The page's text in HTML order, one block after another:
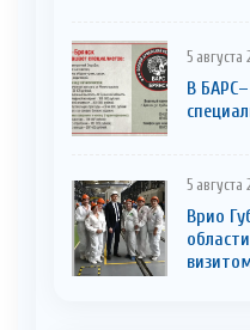
5 августа
В
5 августа
Врио